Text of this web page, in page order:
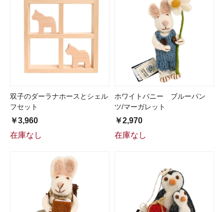
双子のダーラナホースとシェル
フセット
￥3,960
在庫なし
ホワイトバニー ブルーパン
ツ/マーガレット
￥2,970
在庫なし